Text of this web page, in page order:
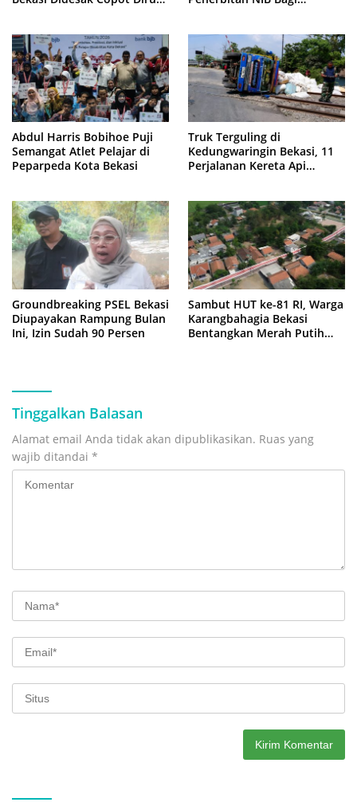
Abdul Harris Bobihoe Puji
Semangat Atlet Pelajar di
Peparpeda Kota Bekasi
Truk Terguling di
Kedungwaringin Bekasi, 11
Perjalanan Kereta Api
Groundbreaking PSEL Bekasi
Diupayakan Rampung Bulan
Ini, Izin Sudah 90 Persen
Sambut HUT ke-81 RI, Warga
Karangbahagia Bekasi
Bentangkan Merah Putih
Tinggalkan Balasan
Alamat email Anda tidak akan dipublikasikan. Ruas yang
wajib ditandai *